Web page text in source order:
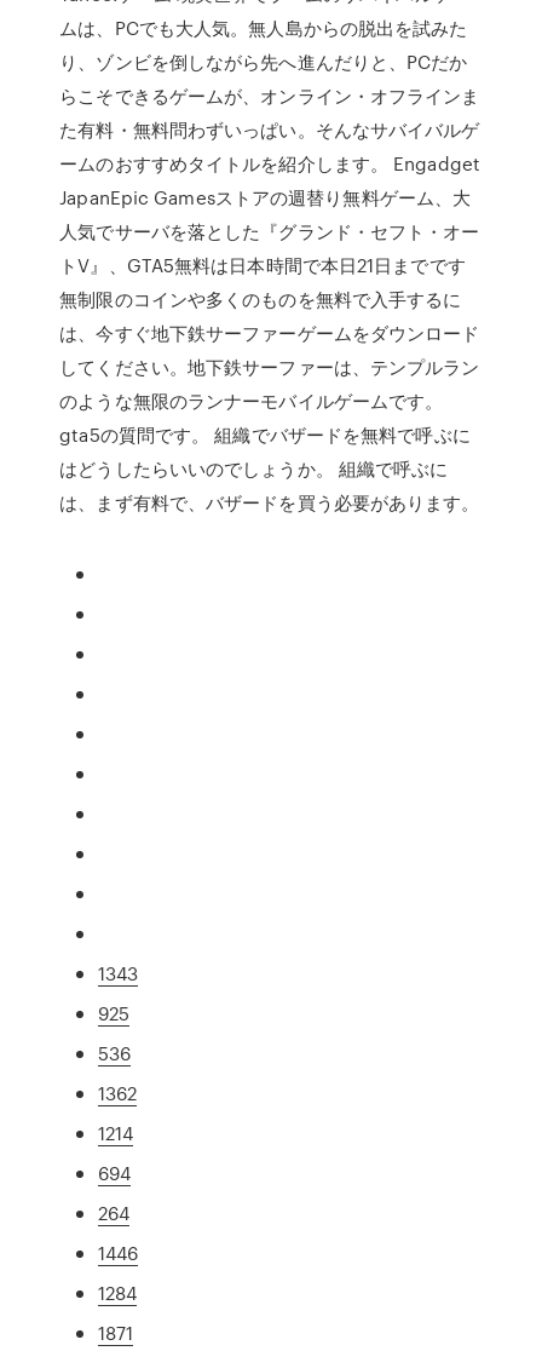
ムは、PCでも大人気。無人島からの脱出を試みた
り、ゾンビを倒しながら先へ進んだりと、PCだか
らこそできるゲームが、オンライン・オフラインま
た有料・無料問わずいっぱい。そんなサバイバルゲ
ームのおすすめタイトルを紹介します。 Engadget
JapanEpic Gamesストアの週替り無料ゲーム、大
人気でサーバを落とした『グランド・セフト・オー
トV』、GTA5無料は日本時間で本日21日までです
無制限のコインや多くのものを無料で入手するに
は、今すぐ地下鉄サーファーゲームをダウンロード
してください。地下鉄サーファーは、テンプルラン
のような無限のランナーモバイルゲームです。
gta5の質問です。 組織でバザードを無料で呼ぶに
はどうしたらいいのでしょうか。 組織で呼ぶに
は、まず有料で、バザードを買う必要があります。
1343
925
536
1362
1214
694
264
1446
1284
1871